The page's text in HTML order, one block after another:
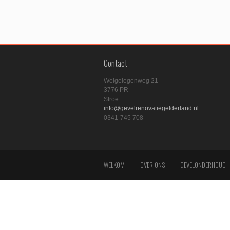
Contact
Welgelegenweg 21
3776 PR
Stroe
info@gevelrenovatiegelderland.nl
0341-745 708
WELKOM OVER ONS GEVELONDERHOUD